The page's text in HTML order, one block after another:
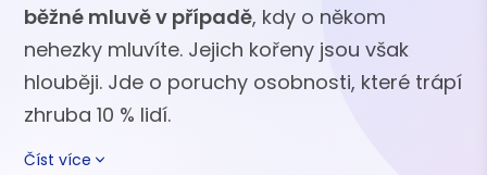
běžné mluvě v případě, kdy o někom
nehezky mluvíte. Jejich kořeny jsou však
hlouběji. Jde o poruchy osobnosti, které trápí
zhruba 10 % lidí.
Číst více